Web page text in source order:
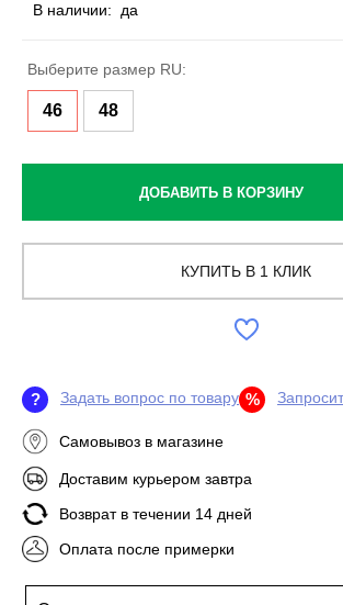
В наличии: да
Выберите размер RU:
46 48
ДОБАВИТЬ В КОРЗИНУ
КУПИТЬ В 1 КЛИК
? Задать вопрос по товару %
Самовывоз в магазине
Доставим курьером завтра
Возврат в течении 14 дней
Оплата после примерки